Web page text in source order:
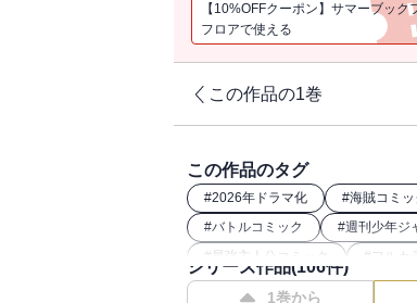
【10%OFFクーポン】サマーブッ
フロアで使える
この作品の1巻
この作品のタグ
#2026年ドラマ化 #海賊コミッ
#バトルコミック #週刊少年ジ
# 最強主人公コミック # フルカ
#26年春ドラマ・映画化
シリーズ作品(106件)
1巻から